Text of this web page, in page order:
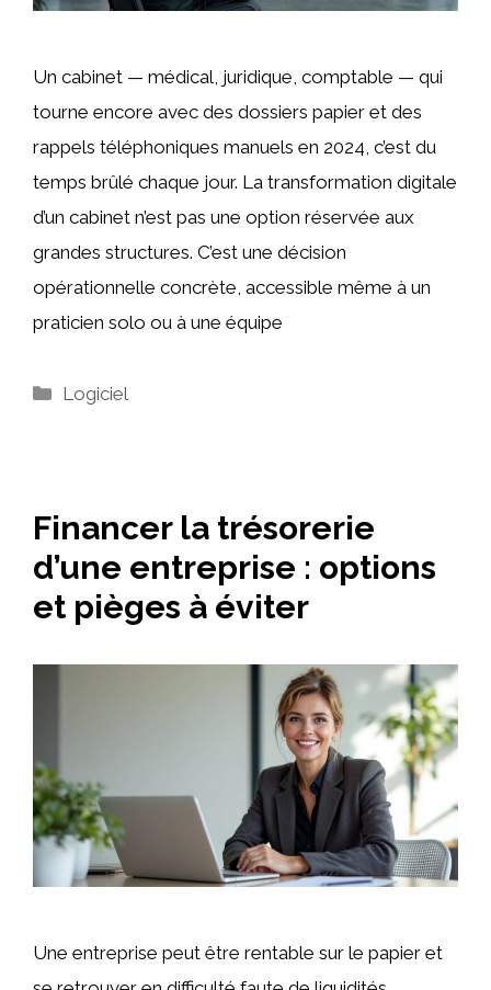
Un cabinet — médical, juridique, comptable — qui
tourne encore avec des dossiers papier et des
rappels téléphoniques manuels en 2024, c’est du
temps brûlé chaque jour. La transformation digitale
d’un cabinet n’est pas une option réservée aux
grandes structures. C’est une décision
opérationnelle concrète, accessible même à un
praticien solo ou à une équipe
Catégories
Logiciel
Financer la trésorerie
d’une entreprise : options
et pièges à éviter
Une entreprise peut être rentable sur le papier et